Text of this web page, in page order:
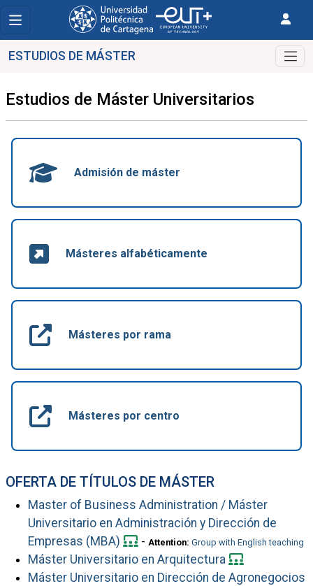
ESTUDIOS DE MÁSTER
Estudios de Máster Universitarios
Admisión de máster
Másteres alfabéticamente
Másteres por rama
Másteres por centro
OFERTA DE TÍTULOS DE MÁSTER
Master of Business Administration / Máster
Universitario en Administración y Dirección de
Empresas (MBA)
- Attention: Group with English teaching
Máster Universitario en Arquitectura
Máster Universitario en Dirección de Agronegocios